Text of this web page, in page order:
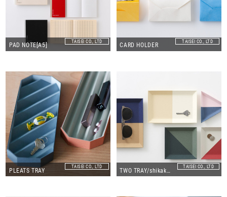
PAD NOTE[A5] TAISEI CO., LTD CARD HOLDER TAISEI CO., LTD
PLEATS TRAY TAISEI CO., LTD TWO TRAY/shikaku:S TAISEI CO., LTD